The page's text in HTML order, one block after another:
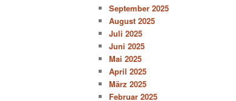
September 2025
August 2025
Juli 2025
Juni 2025
Mai 2025
April 2025
März 2025
Februar 2025